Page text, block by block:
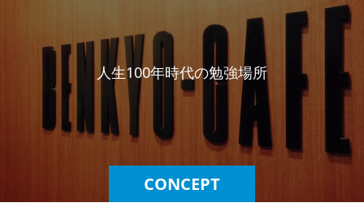
CONCEPT
人生100年時代の勉強場所